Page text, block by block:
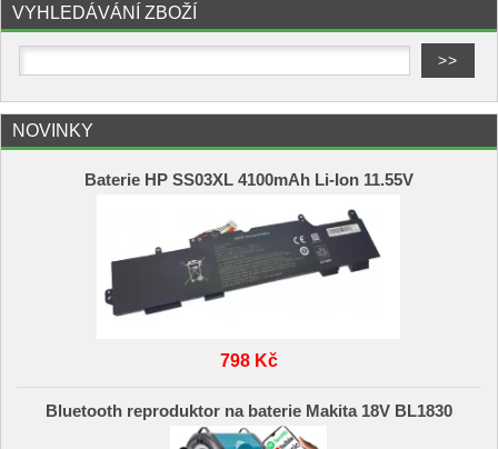
VYHLEDÁVÁNÍ ZBOŽÍ
NOVINKY
Baterie HP SS03XL 4100mAh Li-Ion 11.55V
798 Kč
Bluetooth reproduktor na baterie Makita 18V BL1830